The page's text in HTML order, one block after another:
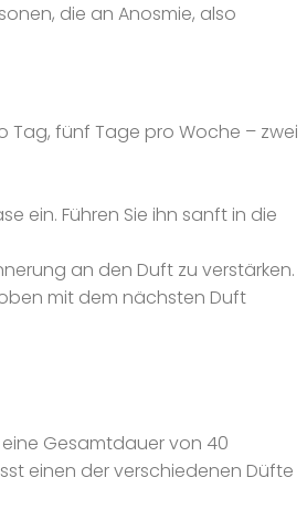
die an Anosmie, also
Tag, fünf Tage pro Woche – zwei
ein. Führen Sie ihn sanft in die
an den Duft zu verstärken.
mit dem nächsten Duft
Gesamtdauer von 40
einen der verschiedenen Düfte